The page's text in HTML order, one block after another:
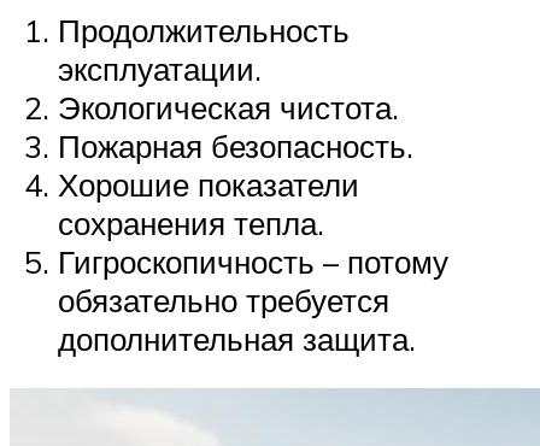
Продолжительность
эксплуатации.
Экологическая чистота.
Пожарная безопасность.
Хорошие показатели
сохранения тепла.
Гигроскопичность – потому
обязательно требуется
дополнительная защита.